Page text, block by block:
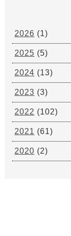
2026 (1)
2025 (5)
2024 (13)
2023 (3)
2022 (102)
2021 (61)
2020 (2)